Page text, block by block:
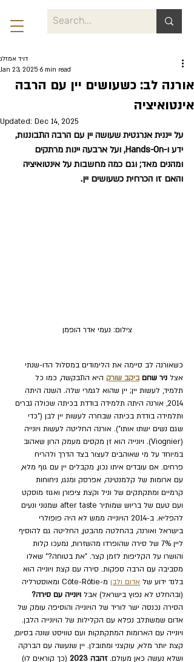
אורנה לב: כשעושים יין עם הרבה
אינטואיציה
דויד אמזלג
Jan 23, 2025 6 min read
Updated: Dec 14, 2025
על ייננית אנרגטית שעושה יין עם הרבה התבוננות,
ידע ו-Hands-On, ועל ארבעה יינות מרתקים
ומהנים מאד; וגם כמה מחשבות על אינטואיציה
והאם זו הכרחית כשעושים יין.
צילום: נעמי אדר הופמן
כשאורנה לב סיימה את הלימודים במסלול הדו-שנתי
אצל ניר שחם ביקב שורק היא התבקשה, כמו כל
תלמיד, לעשות יין; יין שהוא לגמרי שלה. השנה היתה
2014, אורנה היתה תלמידה בודדת בכיתה שכולה גברים
ותלמידה בודדת בכיתה שבחרה לעשות יין לבן ("כדי
שגם נשים ישתו אותו"). אורנה החליטה לעשות ויונייה
(Viognier). ויונייה הוא זן מקסים מעמק הרון שאהוב
במיוחד על מי שאוהבים לעצור בצד הדרך ולהריח
פרחים. אם עובדים איתו נכון, מקבלים יין עם גוף מלא,
עם ארומות של קלמנטינה, אפרסק ומנגו, ניחוחות
קרמיים ומתקתקים של וניל וקצת ציפורן ואגוז מוסקט
ועם טעם של בריוש שמותיר after taste שמנוני ונעים
להפליא. ב-2014 הויונייה ממש לא היה פופולרי
בישראל ואורנה, בהחלטה מהבטן, החליטה גם להוסיף
ליין 7% של סירה שהופרדו מהשזרות, נמעכו קלות
והושרו על הקליפות לזמן קצר. "את בטוחה?" שאלו
מסביבה עם הרבה ספקות. סירה עם קצת ויונייה הוא
בלנד ידוע של אדום ולבן
מ-Côte-Rôtie ומאוסטרליה
(ובהחלט לא נפוץ בישראל) אבל ויונייה עם סירה?
הסירה נכנסה ישר לוריד של הויונייה והוסיפה עומק של
אדום שמשתלב נפלא עם הקלילות של הויונייה הלבן.
ויונייה עם הארומות המתקתקות ועם טוויסט שונה בסיום,
קצת יותר מלא, עוקצני ומתובלן. יין שנעשה עם הברקה
ושלא נעשה כאן מעולם. זהבה 2023
(כך קוראים לו)